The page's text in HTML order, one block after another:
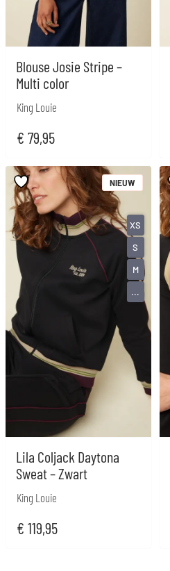
Blouse Josie Stripe –
Multi color
King Louie
€ 79,95
Lila Coljack Daytona
Sweat – Zwart
King Louie
€ 119,95
NIEUW
XS
S
M
...